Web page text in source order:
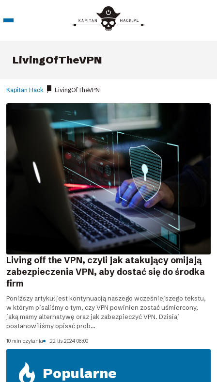
LivingOfTheVPN
Kapitan Hack / LivingOfTheVPN
Living off the VPN, czyli jak atakujący omijają
zabezpieczenia VPN, aby dostać się do środka
firm
Poniższy artykuł jest kontynuacją naszego wcześniejszego tekstu,
w którym pisaliśmy o tym, czy VPN powinien zostać uśmiercony,
jaką mamy alternatywę oraz jak zabezpieczyć VPN. Dzisiaj
postanowiliśmy opisać prob...
10 min czytania 22 lis 2024 08:00
Popularne